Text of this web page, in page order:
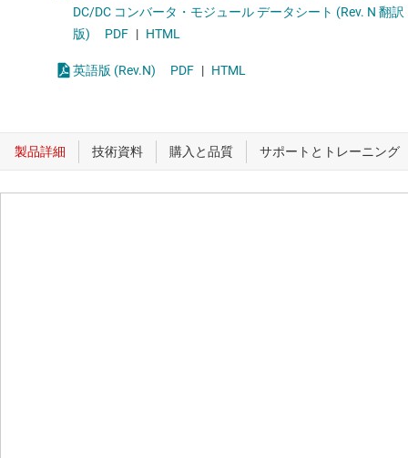
DC/DC コンバータ・モジュール データシート (Rev. N 翻訳
版)
PDF | HTML
英語版 (Rev.N) PDF | HTML